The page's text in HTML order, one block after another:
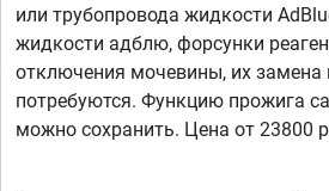
или трубопровода жидкости
жидкости адблю, форсунки
отключения мочевины, их замена
потребуются. Функцию прожига
можно сохранить. Цена от 23800